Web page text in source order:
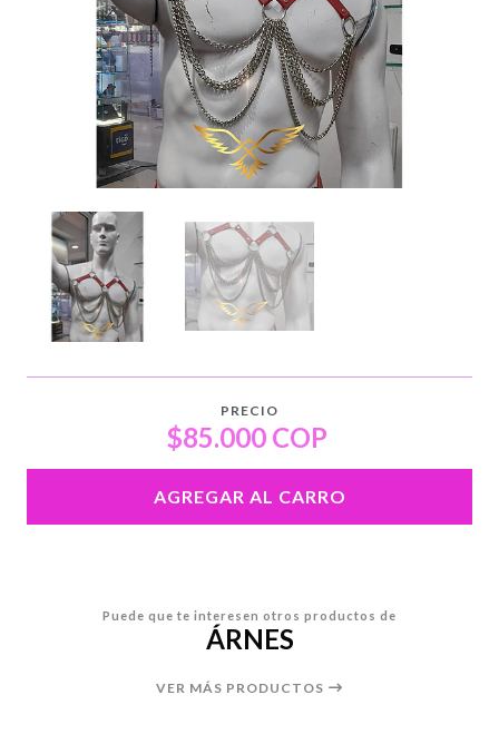
PRECIO
$85.000 COP
AGREGAR AL CARRO
Puede que te interesen otros productos de
ÁRNES
VER MÁS PRODUCTOS